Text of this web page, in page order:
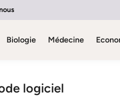
Biologie Médecine
logiciel